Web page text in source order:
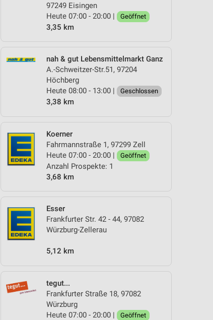
97249 Eisingen
Heute 07:00 - 20:00 |
Geöffnet
3,35 km
nah & gut Lebensmittelmarkt Ganz
A.-Schweitzer-Str.51, 97204
Höchberg
Heute 08:00 - 13:00 |
Geschlossen
3,38 km
Koerner
Fahrmannstraße 1, 97299 Zell
Heute 07:00 - 20:00 |
Geöffnet
Anzahl Prospekte: 1
3,68 km
Esser
Frankfurter Str. 42 - 44, 97082
Würzburg-Zellerau
5,12 km
tegut...
Frankfurter Straße 18, 97082
Würzburg
Heute 07:00 - 20:00 |
Geöffnet